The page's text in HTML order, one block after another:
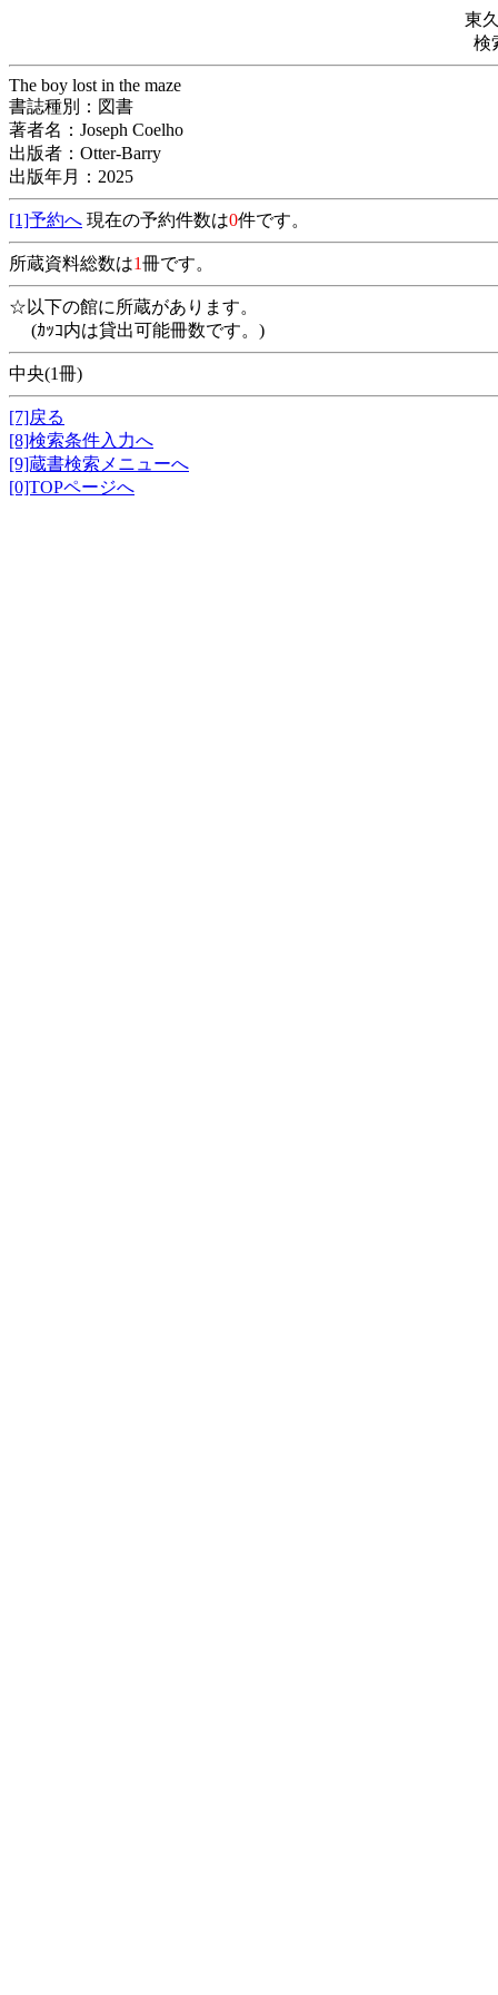
東
検
The boy lost in the maze
書誌種別：図書
著者名：Joseph Coelho
出版者：Otter-Barry
出版年月：2025
[1]予約へ 現在の予約件数は0件です。
所蔵資料総数は1冊です。
☆以下の館に所蔵があります。
(ｶｯｺ内は貸出可能冊数です。)
中央(1冊)
[7]戻る
[8]検索条件入力へ
[9]蔵書検索メニューへ
[0]TOPページへ